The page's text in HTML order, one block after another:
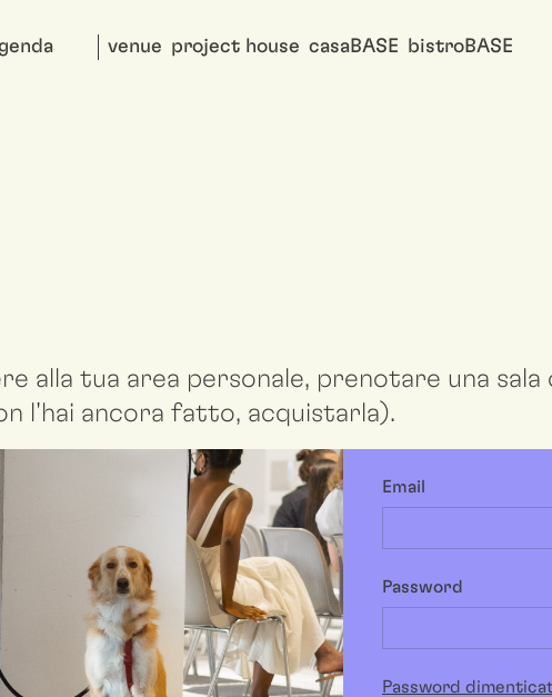
venue project house casaBASE bistroBASE
alla tua area personale, prenotare una sala
l'hai ancora fatto, acquistarla).
Email
Password
Password